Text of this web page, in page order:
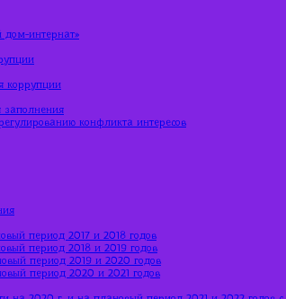
дом-интернат»
коррупции
заполнения
конфликта интересов
период 2017 и 2018 годов
период 2018 и 2019 годов
период 2019 и 2020 годов
период 2020 и 2021 годов